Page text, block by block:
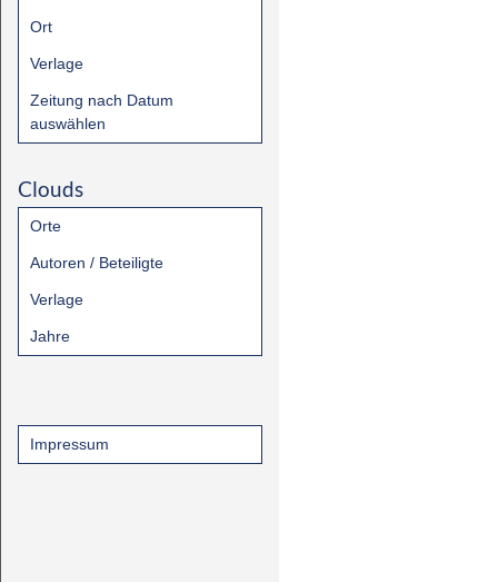
Ort
Verlage
Zeitung nach Datum
auswählen
Clouds
Orte
Autoren / Beteiligte
Verlage
Jahre
Impressum